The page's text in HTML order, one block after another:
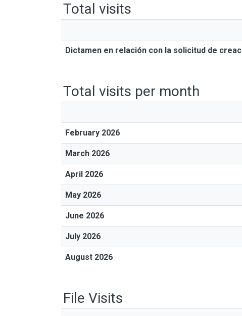
Total visits
Dictamen en relación con la solicitud de
Total visits per month
February 2026
March 2026
April 2026
May 2026
June 2026
July 2026
August 2026
File Visits